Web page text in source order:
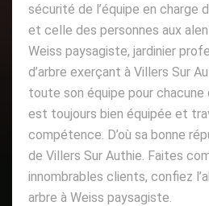
sécurité de l’équipe en charge
et celle des personnes aux
Weiss paysagiste, jardinier
d’arbre exerçant à Villers Sur
toute son équipe pour
est toujours bien équipée et
compétence. D’où sa bonne
de Villers Sur Authie. Faites
innombrables clients, confiez
arbre à Weiss paysagiste.